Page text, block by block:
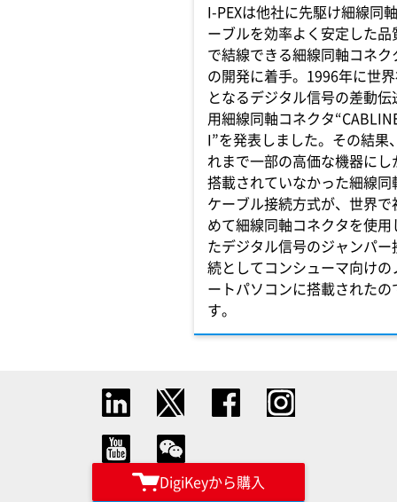
I-PEXは他社に先駆け細線同
ーブルを効率よく安定した品
で結線できる細線同軸コネク
の開発に着手。1996年に世
となるデジタル信号の差動伝
用細線同軸コネクタ
I”を発表しました。その結果
れまで一部の高価な機器にし
搭載されていなかった細線同
ケーブル接続方式が、世界で
めて細線同軸コネクタを使用
たデジタル信号のジャンパー
続としてコンシューマ向けの
ートパソコンに搭載されたの
す。
DigiKeyから購入